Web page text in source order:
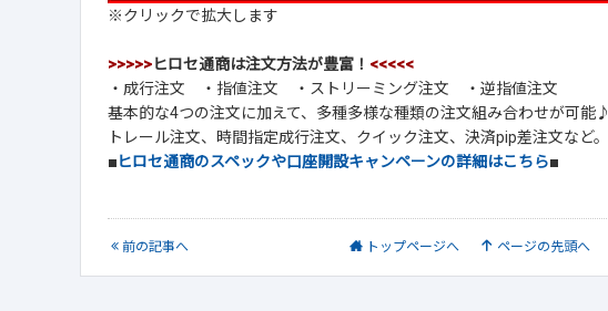
※クリックで拡大します
>>>>>ヒロセ通商は注文方法が豊富！ <<<<<
・成行注文 ・指値注文 ・ストリーミング注文 ・逆指値注文
基本的な4つの注文に加えて、多種多様な種類の注文組み合わせが可能♪
トレール注文、時間指定成行注文、クイック注文、決済pip差注文など。
■ヒロセ通商のスペックや口座開設キャンペーンの詳細はこちら■
前の記事へ トップページへ ページの先頭へ